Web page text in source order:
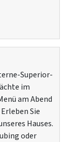
Superior-
im
am Abend
Sie
Hauses.
oder